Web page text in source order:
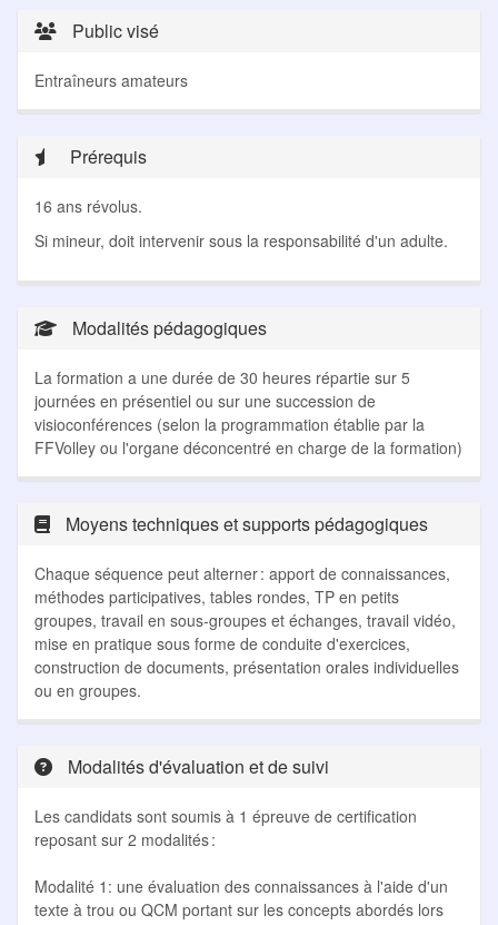
Public visé
Entraîneurs amateurs
Prérequis
16 ans révolus.
Si mineur, doit intervenir sous la responsabilité d'un adulte.
Modalités pédagogiques
La formation a une durée de 30 heures répartie sur 5
journées en présentiel ou sur une succession de
visioconférences (selon la programmation établie par la
FFVolley ou l'organe déconcentré en charge de la formation)
Moyens techniques et supports pédagogiques
Chaque séquence peut alterner : apport de connaissances,
méthodes participatives, tables rondes, TP en petits
groupes, travail en sous-groupes et échanges, travail vidéo,
mise en pratique sous forme de conduite d'exercices,
construction de documents, présentation orales individuelles
ou en groupes.
Modalités d'évaluation et de suivi
Les candidats sont soumis à 1 épreuve de certification
reposant sur 2 modalités :
Modalité 1: une évaluation des connaissances à l'aide d'un
texte à trou ou QCM portant sur les concepts abordés lors